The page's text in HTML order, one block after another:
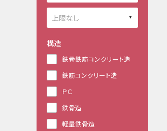
構造
鉄骨鉄筋コンクリート造
鉄筋コンクリート造
ＰＣ
鉄骨造
軽量鉄骨造